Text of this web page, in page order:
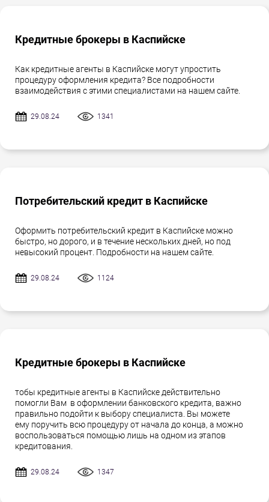
Кредитные брокеры в Каспийске
Как кредитные агенты в Каспийске могут упростить
процедуру оформления кредита? Все подробности
взаимодействия с этими специалистами на нашем сайте.
29.08.24 1341
Потребительский кредит в Каспийске
Оформить потребительский кредит в Каспийске можно
быстро, но дорого, и в течение нескольких дней, но под
невысокий процент. Подробности на нашем сайте.
29.08.24 1124
Кредитные брокеры в Каспийске
тобы кредитные агенты в Каспийске действительно
помогли Вам в оформлении банковского кредита, важно
правильно подойти к выбору специалиста. Вы можете
ему поручить всю процедуру от начала до конца, а можно
воспользоваться помощью лишь на одном из этапов
кредитования.
29.08.24 1347